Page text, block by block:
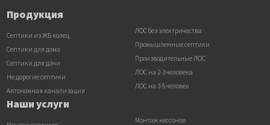
Продукция
Септики из ЖБ колец
Септики для дома
Септики для дачи
Не дорогие септики
Автономная канализация
ЛОС без электричества
Промышленные септики
Производительные ЛОС
ЛОС на 2-3 человека
ЛОС на 3-5 человек
Наши услуги
Монтаж кессонов